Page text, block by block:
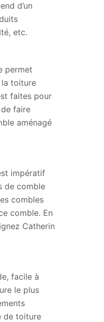
d’un
etc.
permet
la toiture
faites pour
faire
aménagé
impératif
de comble
combles
comble. En
Catherin
facile à
le plus
de toiture